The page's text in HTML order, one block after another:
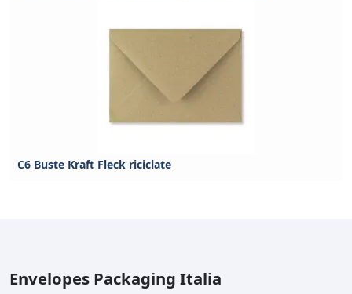
C6 Buste Kraft Fleck riciclate
Envelopes Packaging Italia